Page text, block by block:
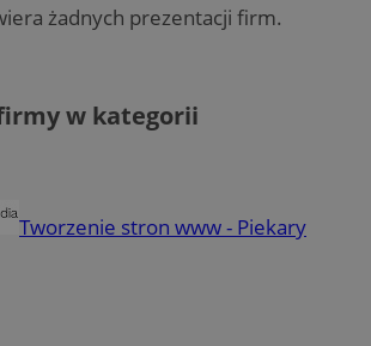
żadnych prezentacji firm.
w kategorii
Tworzenie stron www - Piekary